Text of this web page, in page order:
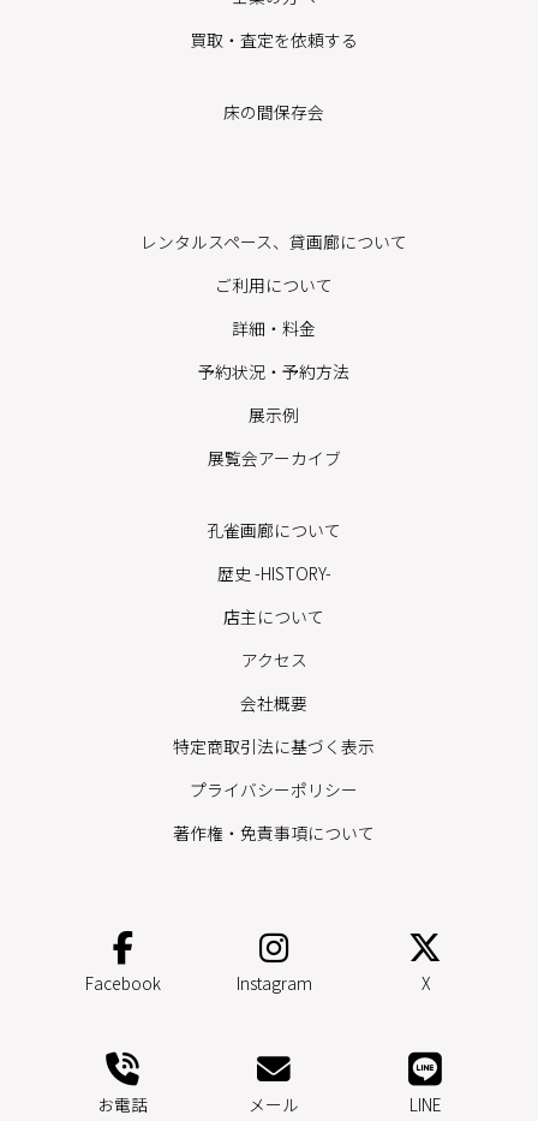
買取・査定を依頼する
床の間保存会
レンタルスペース、貸画廊について
ご利用について
詳細・料金
予約状況・予約方法
展示例
展覧会アーカイブ
孔雀画廊について
歴史 -HISTORY-
店主について
アクセス
会社概要
特定商取引法に基づく表示
プライバシーポリシー
著作権・免責事項について
Facebook Instagram X
お電話 メール LINE